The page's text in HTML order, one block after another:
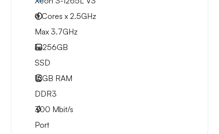
4 Cores x 2.5GHz
Max 3.7GHz
1x256GB
SSD
16GB RAM
DDR3
300 Mbit/s
Port